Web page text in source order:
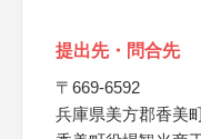
提出先・問合先
〒669-6592
兵庫県美方郡香美